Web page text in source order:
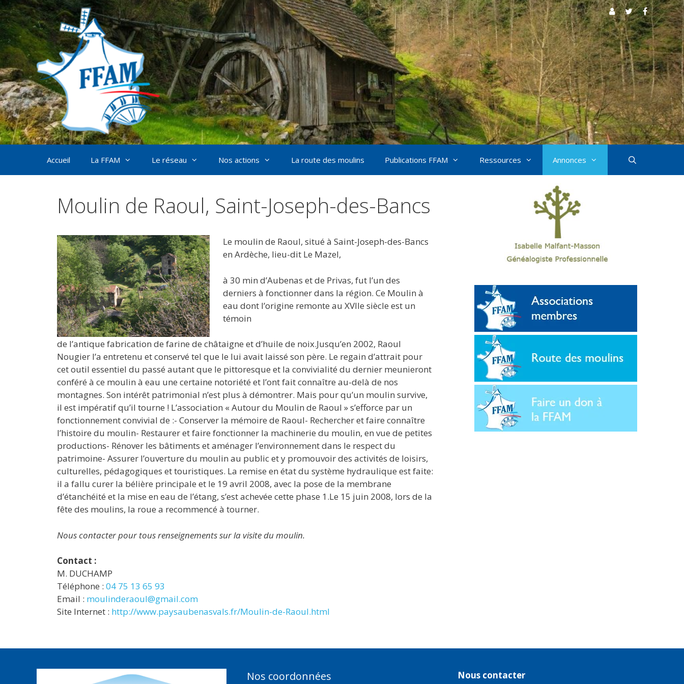
Aller
au
contenu
Accueil La FFAM Le réseau Nos actions La route des moulins Publications FFAM Ressources Annonces
Moulin de Raoul, Saint-Joseph-des-Bancs
Le moulin de Raoul, situé à Saint-Joseph-des-Bancs
en Ardèche, lieu-dit Le Mazel,
à 30 min d’Aubenas et de Privas, fut l’un des
derniers à fonctionner dans la région. Ce Moulin à
eau dont l’origine remonte au XVIIe siècle est un
témoin
de l’antique fabrication de farine de châtaigne et d’huile de noix.Jusqu’en 2002, Raoul
Nougier l’a entretenu et conservé tel que le lui avait laissé son père. Le regain d’attrait pour
cet outil essentiel du passé autant que le pittoresque et la convivialité du dernier meunieront
conféré à ce moulin à eau une certaine notoriété et l’ont fait connaître au-delà de nos
montagnes. Son intérêt patrimonial n’est plus à démontrer. Mais pour qu’un moulin survive,
il est impératif qu’il tourne ! L’association « Autour du Moulin de Raoul » s’efforce par un
fonctionnement convivial de :- Conserver la mémoire de Raoul- Rechercher et faire connaître
l’histoire du moulin- Restaurer et faire fonctionner la machinerie du moulin, en vue de petites
productions- Rénover les bâtiments et aménager l’environnement dans le respect du
patrimoine- Assurer l’ouverture du moulin au public et y promouvoir des activités de loisirs,
culturelles, pédagogiques et touristiques. La remise en état du système hydraulique est faite:
il a fallu curer la bélière principale et le 19 avril 2008, avec la pose de la membrane
d’étanchéité et la mise en eau de l’étang, s’est achevée cette phase 1.Le 15 juin 2008, lors de la
fête des moulins, la roue a recommencé à tourner.
Nous contacter pour tous renseignements sur la visite du moulin.
Contact :
M. DUCHAMP
Téléphone : 04 75 13 65 93
Email : moulinderaoul@gmail.com
Site Internet : http://www.paysaubenasvals.fr/Moulin-de-Raoul.html
Nos coordonnées
Nous contacter